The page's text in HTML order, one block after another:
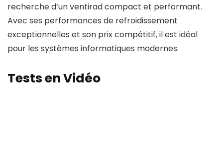
recherche d’un ventirad compact et performant.
Avec ses performances de refroidissement
exceptionnelles et son prix compétitif, il est idéal
pour les systèmes informatiques modernes.
Tests en Vidéo